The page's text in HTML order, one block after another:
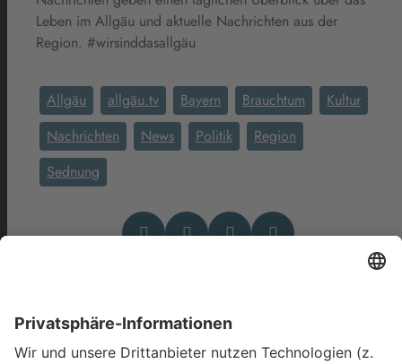
Leben im Allgäu und aktuelle Nachrichten aus der
Region. #wirsinddasallgäu
Allgäu allgäu.tv Bayern Brauchtum
Kultur
Nachrichten
News Politik
Region
Sednung
Das könnte Dich auch